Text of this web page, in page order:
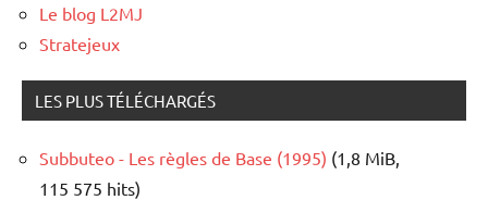
Le blog L2MJ
Stratejeux
LES PLUS TÉLÉCHARGÉS
Subbuteo - Les règles de Base (1995) (1,8 MiB,
115 575 hits)